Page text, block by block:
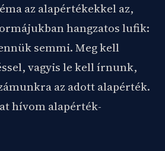
az alapértékekkel az,
hangzatos lufik:
semmi. Meg kell
vagyis le kell írnunk,
az adott alapérték.
hívom alapérték-